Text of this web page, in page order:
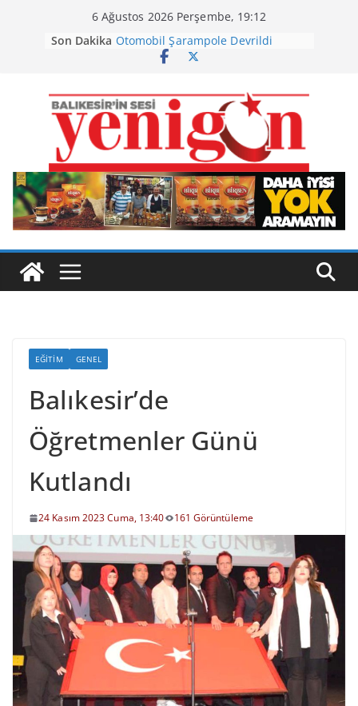
6 Ağustos 2026 Perşembe, 19:12
Son Dakika Otomobil Şarampole Devrildi
Büyükşehir’den Kepsut’a Yatırım
Burhaniye’de Ot Yangını
Havran Siyah İncirinde Hasat
Başladı
EĞITIM GENEL
Balıkesir’de
Öğretmenler Günü
Kutlandı
24 Kasım 2023 Cuma, 13:40 161 Görüntüleme